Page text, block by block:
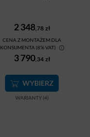
2 348,78 zł
CENA Z MONTAŻEM DLA
KONSUMENTA (8% VAT)
3 790,34 zł
WYBIERZ
WARIANTY (4)